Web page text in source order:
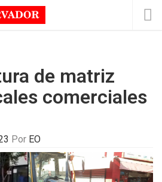
de matriz
comerciales
Por EO